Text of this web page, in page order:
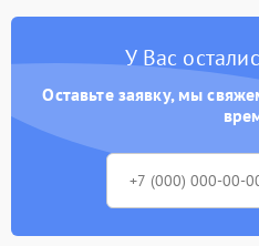
У Вас
Оставьте заявку, мы